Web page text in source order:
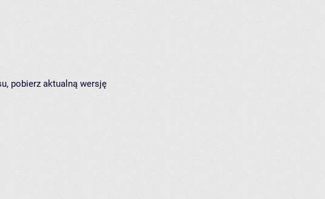
pobierz aktualną wersję